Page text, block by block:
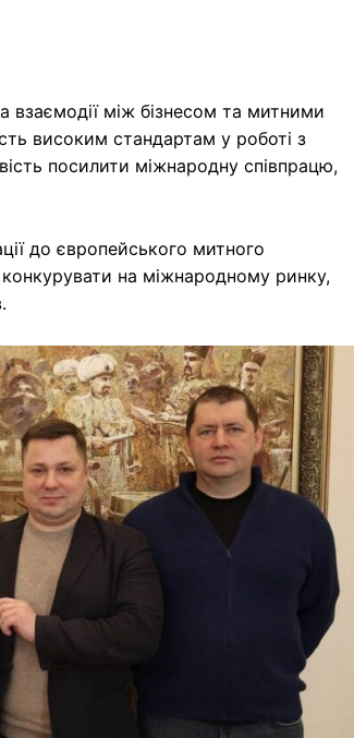
між бізнесом та митними
високим стандартам у роботі з
посилити міжнародну співпрацю,
до європейського митного
конкурувати на міжнародному ринку,